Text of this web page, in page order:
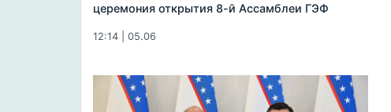
церемония открытия 8-й Ассамблеи ГЭФ
12:14 | 05.06